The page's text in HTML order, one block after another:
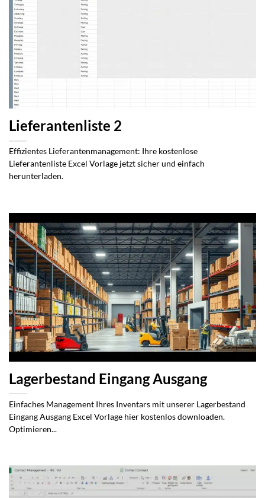
Lieferantenliste 2
Effizientes Lieferantenmanagement: Ihre kostenlose
Lieferantenliste Excel Vorlage jetzt sicher und einfach
herunterladen.
Lagerbestand Eingang Ausgang
Einfaches Management Ihres Inventars mit unserer Lagerbestand
Eingang Ausgang Excel Vorlage hier kostenlos downloaden.
Optimieren...